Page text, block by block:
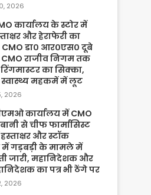
2026
कार्यालय के स्टोर में
और हेराफेरी का
डा० आर०एस० दूबे
राजीव निगम तक
का सिक्का,
स्वास्थ्य महकमें में लूट
2026
कार्यालय में CMO
से चीफ फार्मासिस्ट
और स्टॉक
में गड़बड़ी के मामले में
जारी, महानिदेशक और
का पत्र भी ठेंगे पर
2026